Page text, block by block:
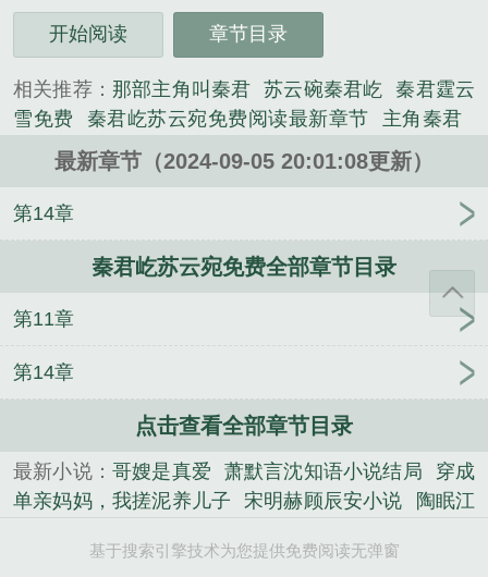
多了米面粮油、生鲜蔬菜、肉禽蛋奶等饮食物资。最
后的目标：皇后及妃嫔的私库......
幻类小说。
开始阅读 章节目录
相关推荐： 那部主角叫秦君 苏云碗秦君屹
秦君霆云
雪免费
秦君屹苏云宛免费阅读最新章节
主角秦君
主人秦君 秦君全文免费阅读 秦君主人公 主角叫秦
君的免费读
秦君霆云雪全文免费阅读
秦云铮苏婉
宁 秦君霆云雪在线阅读
苏云宛和秦君屹名字叫什
苏云苑秦君屹在线阅读免费
秦峥苏云云全
哪部主角叫秦
君
秦君免费无弹窗
秦君全
屹和苏云宛
主角叫秦君
秦君屹和苏云宛免费 见老公闺蜜接吻，才知我已死
红尘凡仙路 转生大树，我打造不朽神国
绝不回头笔趣阁
双胞胎姐姐 木屋求生：卡牌世界大
冒险 精选篇章千灯愿 仙路问道 温凝琳邵徐挺
宋
萧默言沈知语小说结局 沐溪纪淮安
最新章节（2024-09-05 20:01:08更新）
第14章
秦君屹苏云宛免费全部章节目录
第11章
第14章
点击查看全部章节目录
最新小说： 哥嫂是真爱 萧默言沈知语小说结局
穿成
单亲妈妈，我搓泥养儿子
宋明赫顾辰安小说
陶眠江
赘》锦云知谢九聿 沐溪纪淮安 文集绝不回头笔趣
基于搜索引擎技术为您提供免费阅读无弹窗